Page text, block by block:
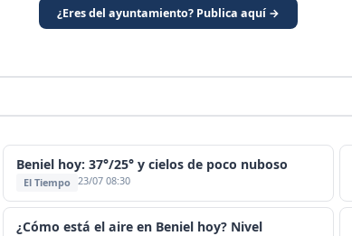
¿Eres del ayuntamiento? Publica aquí →
Beniel hoy: 37°/25° y cielos de poco nuboso
El Tiempo 23/07 08:30
¿Cómo está el aire en Beniel hoy? Nivel